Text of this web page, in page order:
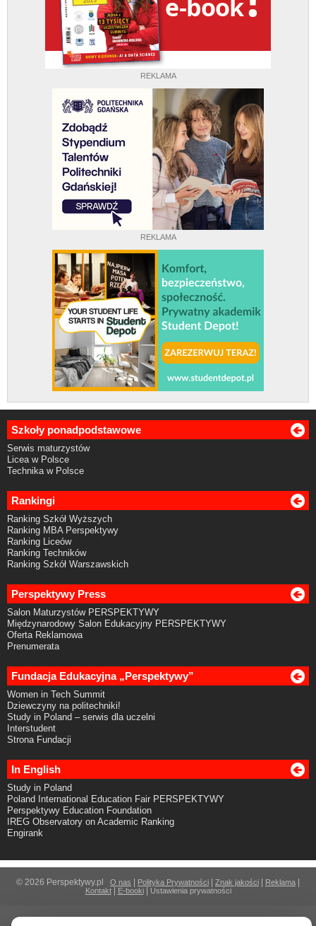
REKLAMA
REKLAMA
Szkoły ponadpodstawowe
Serwis maturzystów
Licea w Polsce
Technika w Polsce
Rankingi
Ranking Szkół Wyższych
Ranking MBA Perspektywy
Ranking Liceów
Ranking Techników
Ranking Szkół Warszawskich
Perspektywy Press
Salon Maturzystów PERSPEKTYWY
Międzynarodowy Salon Edukacyjny PERSPEKTYWY
Oferta Reklamowa
Prenumerata
Fundacja Edukacyjna „Perspektywy”
Women in Tech Summit
Dziewczyny na politechniki!
Study in Poland – serwis dla uczelni
Interstudent
Strona Fundacji
In English
Study in Poland
Poland International Education Fair PERSPEKTYWY
Perspektywy Education Foundation
IREG Observatory on Academic Ranking
Engirank
© 2026 Perspektywy.pl O nas Polityka Prywatności Znak jakości Reklama
Kontakt| E-booki| Ustawienia prywatności